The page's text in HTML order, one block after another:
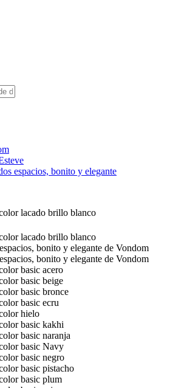
espacios, bonito y elegante